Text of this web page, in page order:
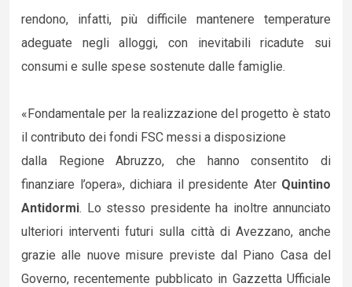
rendono, infatti, più difficile mantenere temperature
adeguate negli alloggi, con inevitabili ricadute sui
consumi e sulle spese sostenute dalle famiglie.
«Fondamentale per la realizzazione del progetto è stato
il contributo dei fondi FSC messi a disposizione
dalla Regione Abruzzo, che hanno consentito di
finanziare l’opera», dichiara il presidente Ater Quintino
Antidormi. Lo stesso presidente ha inoltre annunciato
ulteriori interventi futuri sulla città di Avezzano, anche
grazie alle nuove misure previste dal Piano Casa del
Governo, recentemente pubblicato in Gazzetta Ufficiale